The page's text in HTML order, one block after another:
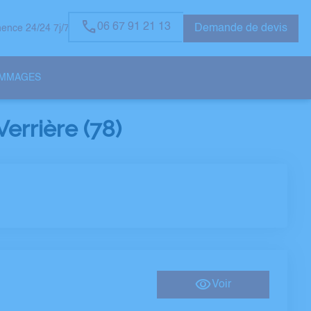
24/24 7j/7 06 67 91 21 13 Demande de devis
(78)
Voir